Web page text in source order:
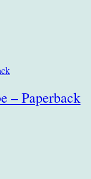
– Paperback